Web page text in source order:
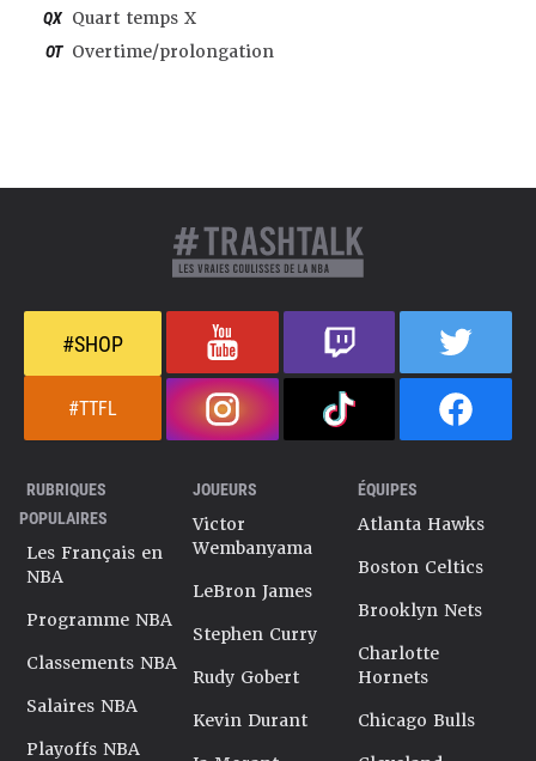
QX Quart temps X
OT Overtime/prolongation
#SHOP
#TTFL
RUBRIQUES
POPULAIRES
Les Français en
NBA
Programme NBA
Classements NBA
Salaires NBA
Playoffs NBA
JOUEURS
Victor
Wembanyama
LeBron James
Stephen Curry
Rudy Gobert
Kevin Durant
ÉQUIPES
Atlanta Hawks
Boston Celtics
Brooklyn Nets
Charlotte
Hornets
Chicago Bulls